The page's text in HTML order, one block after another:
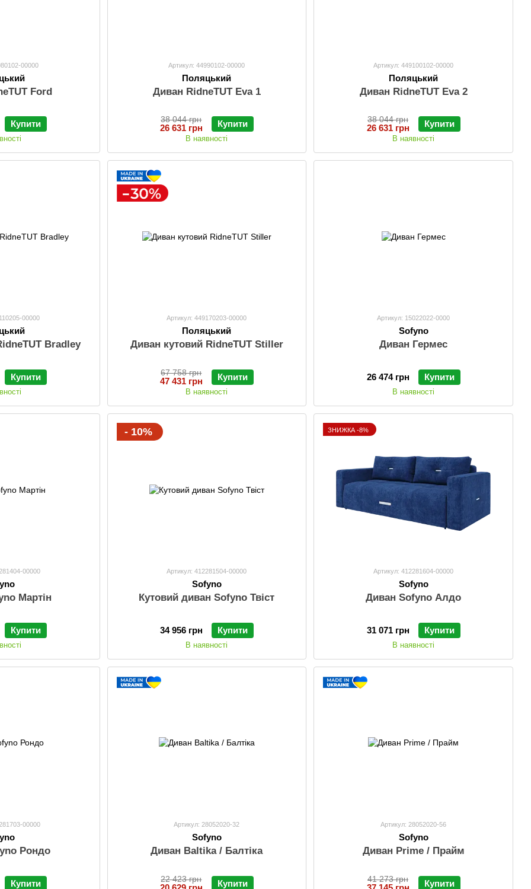
00000
Ford
Купити
Артикул: 44990102-00000
Поляцький
Диван RidneTUT Eva 1
38 044 грн
26 631 грн Купити
В наявності
Артикул: 449100102-00000
Поляцький
Диван RidneTUT Eva 2
38 044 грн
26 631 грн Купити
В наявності
00000
Bradley
Купити
Артикул: 449170203-00000
Поляцький
Диван кутовий RidneTUT Stiller
67 758 грн
47 431 грн Купити
В наявності
Артикул: 15022022-0000
Sofyno
Диван Гермес
26 474 грн Купити
В наявності
00000
Мартін
Купити
- 10%
Артикул: 412281504-00000
Sofyno
Кутовий диван Sofyno Твіст
34 956 грн Купити
В наявності
ЗНИЖКА -8%
Артикул: 412281604-00000
Sofyno
Диван Sofyno Алдо
31 071 грн Купити
В наявності
00000
Рондо
Купити
Артикул: 28052020-32
Sofyno
Диван Baltika / Балтіка
22 423 грн Купити
Артикул: 28052020-56
Sofyno
Диван Prime / Прайм
41 273 грн Купити